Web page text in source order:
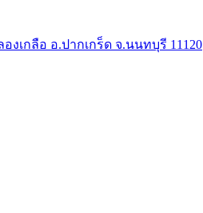
เกลือ อ.ปากเกร็ด จ.นนทบุรี 11120